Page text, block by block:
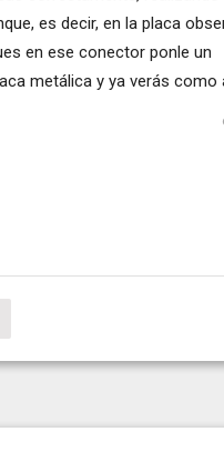
es decir, en la placa
en ese conector ponle un
metálica y ya verás como